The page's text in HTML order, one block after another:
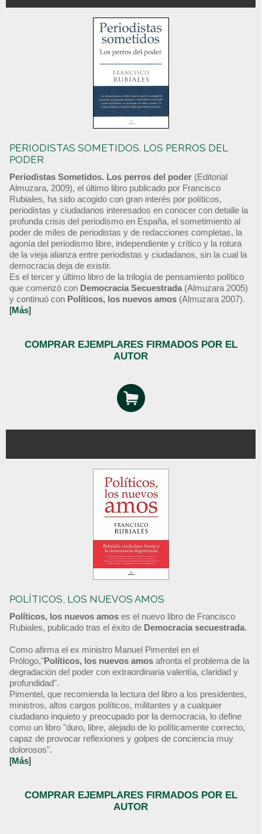
PERIODISTAS SOMETIDOS. LOS PERROS DEL
PODER
Periodistas Sometidos. Los perros del poder (Editorial
Almuzara, 2009), el último libro publicado por Francisco
Rubiales, ha sido acogido con gran interés por políticos,
periodistas y ciudadanos interesados en conocer con detalle la
profunda crisis del periodismo en España, el sometimiento al
poder de miles de periodistas y de redacciones completas, la
agonía del periodismo libre, independiente y crítico y la rotura
de la vieja alianza entre periodistas y ciudadanos, sin la cual la
democracia deja de existir.
Es el tercer y último libro de la trilogía de pensamiento político
que comenzó con Democracia Secuestrada (Almuzara 2005)
y continuó con Políticos, los nuevos amos (Almuzara 2007).
[Más]
COMPRAR EJEMPLARES FIRMADOS POR EL
AUTOR
POLÍTICOS, LOS NUEVOS AMOS
Políticos, los nuevos amos es el nuevo libro de Francisco
Rubiales, publicado tras el éxito de Democracia secuestrada.
Como afirma el ex ministro Manuel Pimentel en el
Prólogo,"Políticos, los nuevos amos afronta el problema de la
degradación del poder con extraordinaria valentía, claridad y
profundidad".
Pimentel, que recomienda la lectura del libro a los presidentes,
ministros, altos cargos políticos, militantes y a cualquier
ciudadano inquieto y preocupado por la democracia, lo define
como un libro "duro, libre, alejado de lo políticamente correcto,
capaz de provocar reflexiones y golpes de conciencia muy
dolorosos".
[Más]
COMPRAR EJEMPLARES FIRMADOS POR EL
AUTOR